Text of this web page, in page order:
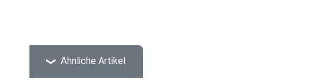
Ähnliche Artikel